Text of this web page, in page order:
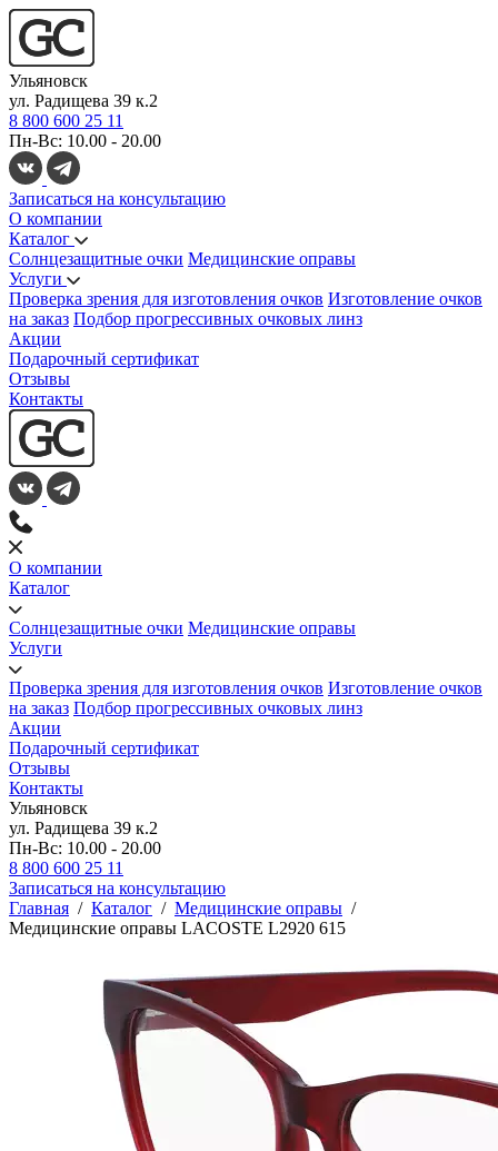
Ульяновск
ул. Радищева 39 к.2
8 800 600 25 11
Пн-Вс: 10.00 - 20.00
Записаться на консультацию
О компании
Каталог
Солнцезащитные очки Медицинские оправы
Услуги
Проверка зрения для изготовления очков Изготовление очков
на заказ Подбор прогрессивных очковых линз
Акции
Подарочный сертификат
Отзывы
Контакты
О компании
Каталог
Солнцезащитные очки Медицинские оправы
Услуги
Проверка зрения для изготовления очков Изготовление очков
на заказ Подбор прогрессивных очковых линз
Акции
Подарочный сертификат
Отзывы
Контакты
Ульяновск
ул. Радищева 39 к.2
Пн-Вс: 10.00 - 20.00
8 800 600 25 11
Записаться на консультацию
Главная / Каталог / Медицинские оправы /
Медицинские оправы LACOSTE L2920 615